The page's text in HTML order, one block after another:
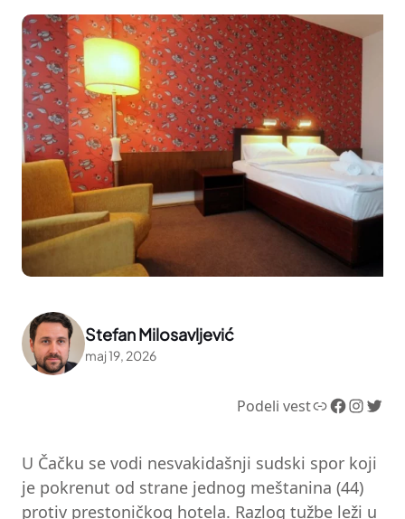
Stefan Milosavljević
maj 19, 2026
Podeli vestLink Facebook InstagramTwitter
U Čačku se vodi nesvakidašnji sudski spor koji
je pokrenut od strane jednog meštanina (44)
protiv prestoničkog hotela. Razlog tužbe leži u